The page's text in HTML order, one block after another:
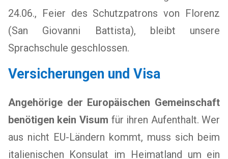
24.06., Feier des Schutzpatrons von Florenz
(San Giovanni Battista), bleibt unsere
Sprachschule geschlossen.
Versicherungen und Visa
Angehörige der Europäischen Gemeinschaft
benötigen kein Visum für ihren Aufenthalt. Wer
aus nicht EU-Ländern kommt, muss sich beim
italienischen Konsulat im Heimatland um ein